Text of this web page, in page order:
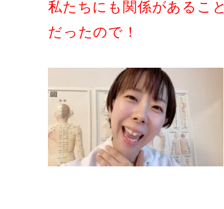
私たちにも関係があること
だったので！